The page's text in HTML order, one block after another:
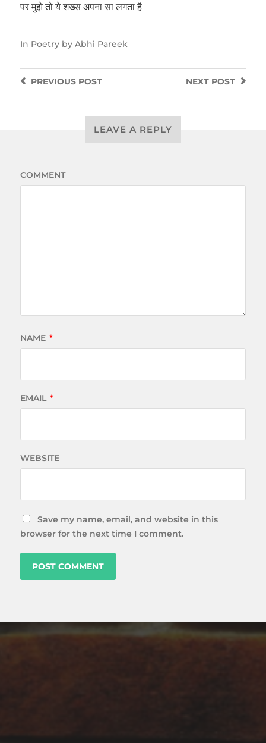
पर मुझे तो ये शख्स अपना सा लगता है
In Poetry by Abhi Pareek
NEXT POST
PREVIOUSPOST
LEAVE A REPLY
COMMENT
NAME *
EMAIL *
WEBSITE
Save my name, email, and website in this
browser for the next time I comment.